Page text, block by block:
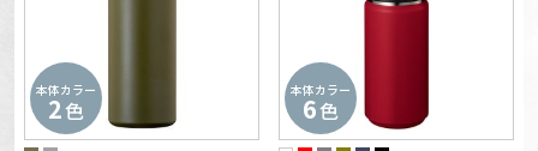
本体カラー
2色
本体カラー
6色